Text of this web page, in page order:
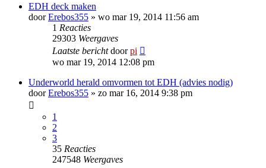
EDH deck maken
doorErebos355 » wo mar 19, 2014 11:56 am
1 Reacties
29303 Weergaves
Laatste berichtdoorpi
wo mar 19, 2014 12:08 pm
Underworld herald omvormen tot EDH (advies nodig)
doorErebos355 » zo mar 16, 2014 9:38 pm
1
2
3
35 Reacties
247548 Weergaves